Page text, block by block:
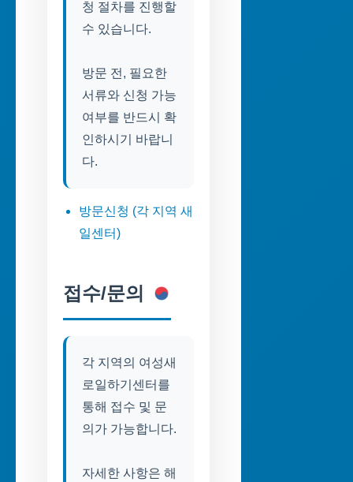
청 절차를 진행할
수 있습니다.
방문 전, 필요한
서류와 신청 가능
여부를 반드시 확
인하시기 바랍니
다.
방문신청 (각 지역 새
일센터)
접수/문의
각 지역의 여성새
로일하기센터를
통해 접수 및 문
의가 가능합니다.
자세한 사항은 해